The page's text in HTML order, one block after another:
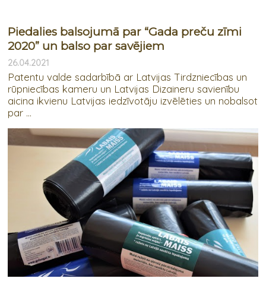
Piedalies balsojumā par “Gada preču zīmi
2020” un balso par savējiem
26.04.2021
Patentu valde sadarbībā ar Latvijas Tirdzniecības un
rūpniecības kameru un Latvijas Dizaineru savienību
aicina ikvienu Latvijas iedzīvotāju izvēlēties un nobalsot
par ...